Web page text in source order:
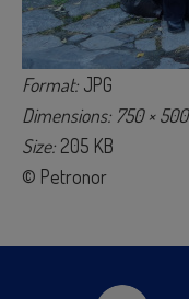
Format: JPG
Dimensions: 750 × 500
Size: 205 KB
© Petronor